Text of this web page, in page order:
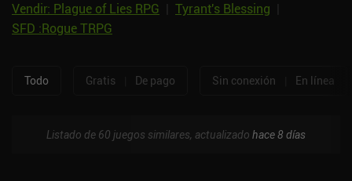
Vendir: Plague of Lies RPG
Tyrant's Blessing
SFD :Rogue TRPG
Todo Gratis De pago Sin conexión En línea
Listado de 60 juegos similares, actualizado hace 8 días